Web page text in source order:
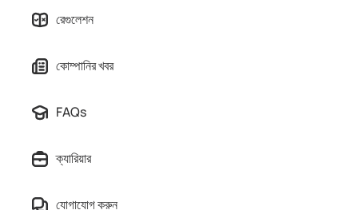
অংশীদারিত্ব
রেগুলেশন
কোম্পানির খবর
FAQs
ক্যারিয়ার
যোগাযোগ করুন